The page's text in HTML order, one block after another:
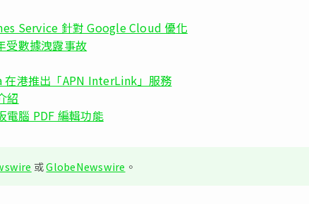
Service 針對 Google Cloud 優化
受數據洩露事故
在港推出「APN InterLink」服務
紹
腦 PDF 編輯功能
或GlobeNewswire 。